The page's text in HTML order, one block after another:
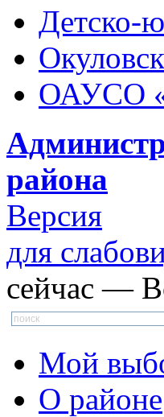
Детско-
ОАУСО
района
Версия
для
сейчас —
Мой
О районе